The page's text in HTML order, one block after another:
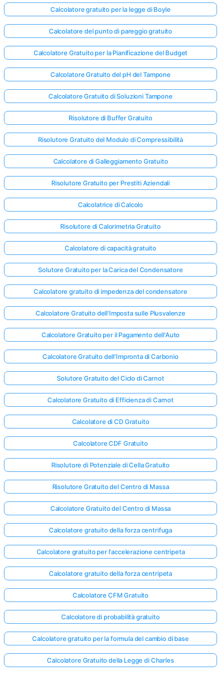
Calcolatore gratuito per la legge di Boyle
Calcolatore del punto di pareggio gratuito
Calcolatore Gratuito per la Pianificazione del Budget
Calcolatore Gratuito del pH del Tampone
Calcolatore Gratuito di Soluzioni Tampone
Risolutore di Buffer Gratuito
Risolutore Gratuito del Modulo di Compressibilità
Calcolatore di Galleggiamento Gratuito
Risolutore Gratuito per Prestiti Aziendali
Calcolatrice di Calcolo
Risolutore di Calorimetria Gratuito
Calcolatore di capacità gratuito
Solutore Gratuito per la Carica del Condensatore
Calcolatore gratuito di impedenza del condensatore
Calcolatore Gratuito dell'Imposta sulle Plusvalenze
Calcolatore Gratuito per il Pagamento dell'Auto
Calcolatore Gratuito dell'Impronta di Carbonio
Solutore Gratuito del Ciclo di Carnot
Calcolatore Gratuito di Efficienza di Carnot
Calcolatore di CD Gratuito
Calcolatore CDF Gratuito
Risolutore di Potenziale di Cella Gratuito
Risolutore Gratuito del Centro di Massa
Calcolatore Gratuito del Centro di Massa
Calcolatore gratuito della forza centrifuga
Calcolatore gratuito per l'accelerazione centripeta
Calcolatore gratuito della forza centripeta
Calcolatore CFM Gratuito
Calcolatore di probabilità gratuito
Calcolatore gratuito per la formula del cambio di base
Calcolatore Gratuito della Legge di Charles